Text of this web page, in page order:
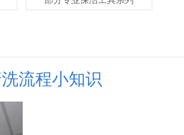
小知识
流程小知识